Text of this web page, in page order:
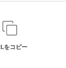
をコピー